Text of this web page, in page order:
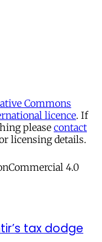
Commons
licence. If
please contact
licensing details.
tax dodge